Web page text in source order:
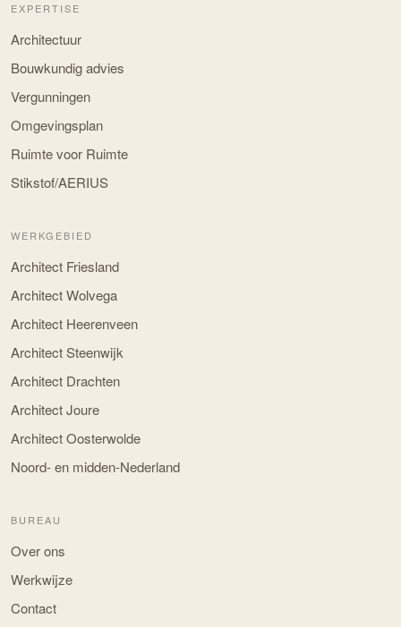
EXPERTISE
Architectuur
Bouwkundig advies
Vergunningen
Omgevingsplan
Ruimte voor Ruimte
Stikstof/AERIUS
WERKGEBIED
Architect Friesland
Architect Wolvega
Architect Heerenveen
Architect Steenwijk
Architect Drachten
Architect Joure
Architect Oosterwolde
Noord- en midden-Nederland
BUREAU
Over ons
Werkwijze
Contact